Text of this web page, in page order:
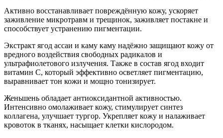
Активно восстанавливает повреждённую кожу, ускоряет
заживление микротравм и трещинок, заживляет постакне и
способствует устранению пигментации.
Экстракт ягод ассаи и каму каму надёжно защищают кожу от
вредного воздействия свободных радикалов и
ультрафиолетового излучения. Также в состав ягод входит
витамин С, который эффективно осветляет пигментацию,
выравнивает тон кожи и мощно тонизирует.
Женьшень обладает антиоксидантной активностью.
Интенсивно омолаживает кожу, стимулирует синтез
коллагена, улучшает тургор. Укрепляет кожу и налаживает
кровоток в тканях, насыщает клетки кислородом.